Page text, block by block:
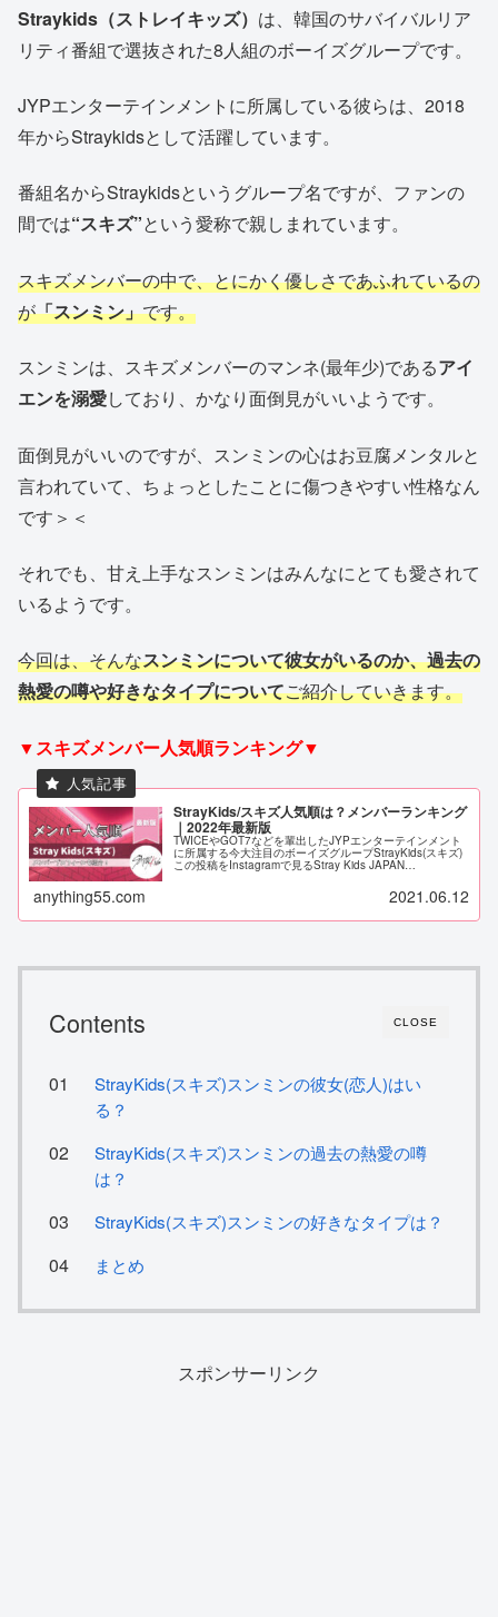
Straykids（ストレイキッズ） は、韓国のサバイバルリア
リティ番組で選抜された8人組のボーイズグループです。
JYPエンターテインメントに所属している彼らは、2018
年からStraykidsとして活躍しています。
番組名からStraykidsというグループ名ですが、ファンの
間では“スキズ”という愛称で親しまれています。
スキズメンバーの中で、とにかく優しさであふれているの
が「スンミン」です。
スンミンは、スキズメンバーのマンネ(最年少)であるアイ
エンを溺愛しており、かなり面倒見がいいようです。
面倒見がいいのですが、スンミンの心はお豆腐メンタルと
言われていて、ちょっとしたことに傷つきやすい性格なん
です＞＜
それでも、甘え上手なスンミンはみんなにとても愛されて
いるようです。
今回は、そんなスンミンについて彼女がいるのか、過去の
熱愛の噂や好きなタイプについてご紹介していきます。
▼スキズメンバー人気順ランキング▼
StrayKids/スキズ人気順は？メンバーランキング
｜2022年最新版
TWICEやGOT7などを輩出したJYPエンターテインメント
に所属する今大注目のボーイズグループStrayKids(スキズ)
この投稿をInstagramで見るStray Kids JAPAN
OFFICIAL(JYP)(@straykids...
anything55.com 2021.06.12
CLOSE
Contents
StrayKids(スキズ)スンミンの彼女(恋人)はい
る？
StrayKids(スキズ)スンミンの過去の熱愛の噂
は？
StrayKids(スキズ)スンミンの好きなタイプは？
まとめ
スポンサーリンク